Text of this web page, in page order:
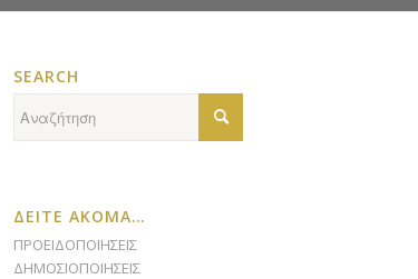
SEARCH
ΔΕΙΤΕ ΑΚΟΜΑ…
ΠΡΟΕΙΔΟΠΟΙΗΣΕΙΣ
ΔΗΜΟΣΙΟΠΟΙΗΣΕΙΣ